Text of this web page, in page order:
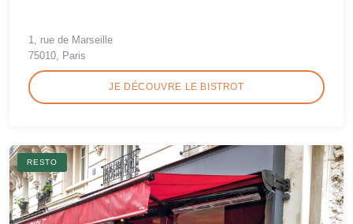
1, rue de Marseille
75010, Paris
JE DÉCOUVRE LE BISTROT
RESTO